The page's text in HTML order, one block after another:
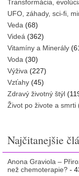
Transformácia,
UFO, záhady, sci-fi,
Veda (68)
Videá (362)
Vitamíny a Minerály
Voda (30)
Výživa (227)
Vzťahy (45)
Zdravý životný štýl
Život po živote a smrti
Najčitanejšie
Anona Graviola –
než chemoterapie? -